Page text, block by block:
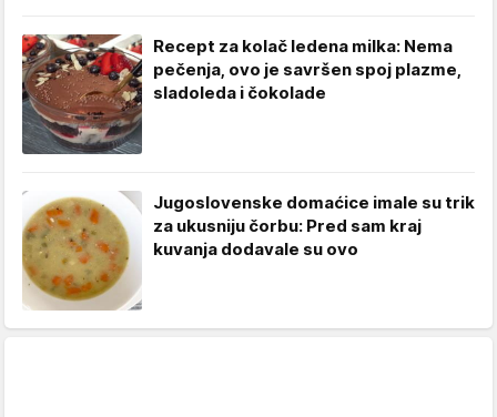
Recept za kolač ledena milka: Nema
pečenja, ovo je savršen spoj plazme,
sladoleda i čokolade
Jugoslovenske domaćice imale su trik
za ukusniju čorbu: Pred sam kraj
kuvanja dodavale su ovo